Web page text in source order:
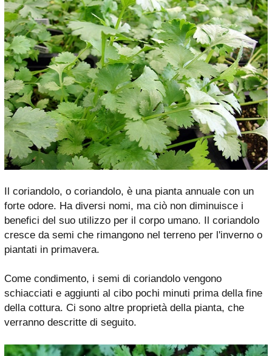
Il coriandolo, o coriandolo, è una pianta annuale con un
forte odore. Ha diversi nomi, ma ciò non diminuisce i
benefici del suo utilizzo per il corpo umano. Il coriandolo
cresce da semi che rimangono nel terreno per l'inverno o
piantati in primavera.
Come condimento, i semi di coriandolo vengono
schiacciati e aggiunti al cibo pochi minuti prima della fine
della cottura. Ci sono altre proprietà della pianta, che
verranno descritte di seguito.